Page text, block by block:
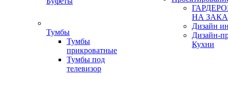
Тумбы
Тумбы
прикроватные
Тумбы под
телевизор
НА
Дизайн
Дизайн-
Кухни